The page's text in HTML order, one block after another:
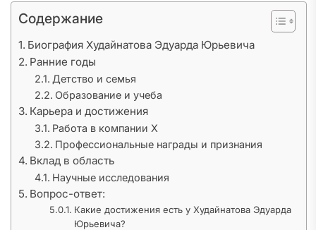
Содержание
Биография Худайнатова Эдуарда Юрьевича
Ранние годы
Детство и семья
Образование и учеба
Карьера и достижения
Работа в компании X
Профессиональные награды и признания
Вклад в область
Научные исследования
Вопрос-ответ:
Какие достижения есть у Худайнатова Эдуарда
Юрьевича?